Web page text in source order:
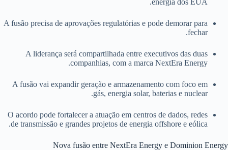
A fusão precisa de aprovações regulatórias e pode demorar para
fechar.
A liderança será compartilhada entre executivos das duas
companhias, com a marca NextEra Energy.
A fusão vai expandir geração e armazenamento com foco em
gás, energia solar, baterias e nuclear.
O acordo pode fortalecer a atuação em centros de dados, redes
de transmissão e grandes projetos de energia offshore e eólica.
Nova fusão entre NextEra Energy e Dominion Energy